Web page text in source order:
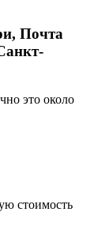
Почта
это около
стоимость